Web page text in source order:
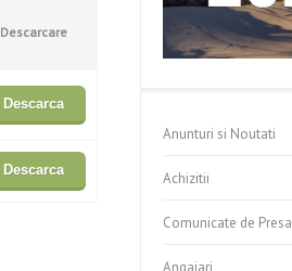
Descarcare
Descarca
Descarca
Anunturi si Noutati
Achizitii
Comunicate de Presa
Angajari